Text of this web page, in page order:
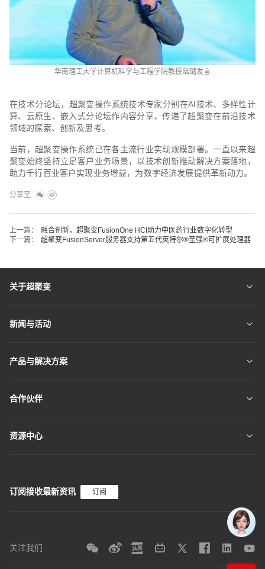
华南理工大学计算机科学与工程学院教授陆璐发言
在技术分论坛，超聚变操作系统技术专家分别在AI技术、多样性计
算、云原生、嵌入式分论坛作内容分享，传递了超聚变在前沿技术
领域的探索、创新及思考。
当前，超聚变操作系统已在各主流行业实现规模部署。一直以来超
聚变始终坚持立足客户业务场景，以技术创新推动解决方案落地，
助力千行百业客户实现业务增益，为数字经济发展提供革新动力。
分享至
上一篇：
融合创新，超聚变FusionOne HCI助力中医药行业数字化转型
下一篇：
超聚变FusionServer服务器支持第五代英特尔®至强®可扩展处理器
关于超聚变
新闻与活动
产品与解决方案
合作伙伴
资源中心
订阅接收最新资讯 订阅
关注我们